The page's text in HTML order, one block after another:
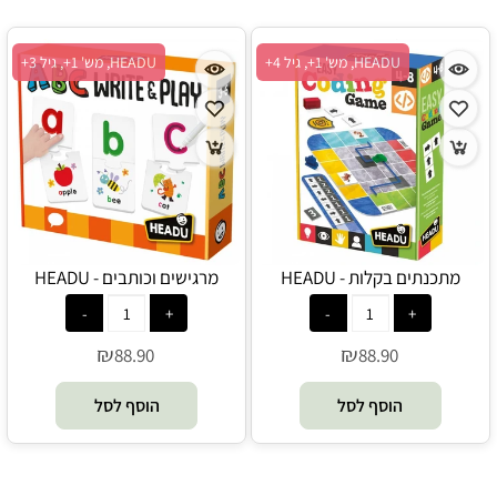
HEADU, מש' 1+, גיל 4+
מתכנתים בקלות - HEADU
₪88.90
הוסף לסל
HEADU, מש' 1+, גיל 3+
מרגישים וכותבים - HEADU
₪88.90
הוסף לסל